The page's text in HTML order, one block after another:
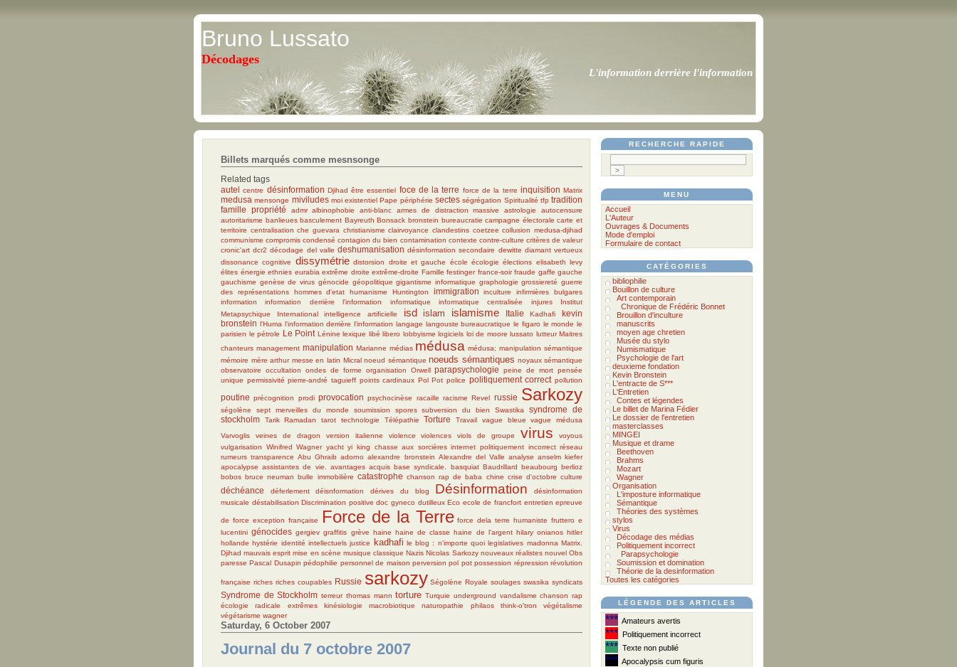
Bruno Lussato
Décodages
L'information derrière l'information
Billets marqués comme mesnsonge
Related tags
autel centre désinformation Djihad être essentiel foce de la terre force de la terre inquisition Matrix
medusa mensonge miviludes moi existentiel Pape périphérie sectes ségrégation Spiritualité tfp tradition
famille propriété
admr albinophobie anti-blanc armes de distraction massive astrologie
autocensure
autoritarisme banlieues basculement Bayreuth Bonsack bronstein bureaucratie campagne électorale carte et
territoire centralisation che guevara christianisme clairvoyance clandestins coetzee collusion medusa-djihad
communisme compromis condensé contagion du bien contamination contexte contre-culture critères de valeur
cronic'art dcr2 décodage del valle deshumanisation désinformation secondaire dewitte diamant vertueux
dissonance cognitive
dissymétrie distorsion droite et gauche école écologie élections elisabeth levy
élites énergie ethnies eurabia extrême droite extrême-droite Famille festinger france-soir fraude gaffe gauche
gauchisme genèse de virus génocide géopolitique gigantisme informatique graphologie grossiereté guerre
des représentations
hommes d'etat humanisme Huntington immigration inculture
infirmières bulgares
information
information derrière l'information informatique informatique centralisée injures
Institut
Metapsychique International
intelligence artificielle isd islam islamisme Italie Kadhafi
kevin
bronstein l'Huma l'information derrière l'information langage langouste bureaucratique le figaro le monde le
parisien le pétrole Le Point Lénine lexique libé libero lobbyisme logiciels loi de moore lussato lutteur Maitres
chanteurs management manipulation Marianne médias médusa médusa; manipulation sémantique
mémoire mère arthur messe en latin Micral noeud sémantique noeuds sémantiques noyaux sémantique
observatoire
occultation ondes de forme organisation Orwell parapsychologie peine de mort pensée
unique permissivité pierre-andré taguieff points cardinaux Pol Pot police politiquement correct pollution
poutine précognition prodi provocation psychocinèse racaille racisme Revel russie Sarkozy
ségolène sept merveilles du monde soumission spores subversion du bien Swastika
syndrome de
stockholm
Tarik Ramadan tarot technologie Télépathie Torture Travail vague bleue
vague médusa
Varvoglis
veines de dragon version italienne violence violences viols de groupe virus
voyous
vulgarisation
Winifred Wagner yacht yi king chasse aux sorcières internet politiquement incorrect réseau
rumeurs transparence Abu Ghraib adorno alexandre bronstein Alexandre del Valle analyse anselm kiefer
apocalypse assistantes de vie. avantages acquis base syndicale. basquiat Baudrillard beaubourg berlioz
bobos bruce neuman bulle immobilière catastrophe chanson rap de baba chine crise d'octobre culture
déchéance déferlement déisnformation dérives du blog Désinformation
désinformation
musicale déstabilisation Discrimination positive doc gyneco dutilleux Eco ecole de francfort entretien epreuve
de force exception française Force de la Terre force dela terre humaniste fruttero e
lucentini génocides gergiev graffitis grève haine haine de classe haine de l'argent hilary onianos hitler
hollande hystérie identité intellectuels justice kadhafi le blog : n'importe quoi legislatives madonna Matrix.
Djihad mauvais esprit mise en scène musique classique Nazis Nicolas Sarkozy nouveaux réalistes nouvel Obs
paresse Pascal Dusapin pédophilie personnel de maison perversion pol pot possession répression révolution
française riches riches coupables Russie sarkozy Ségolène Royale soulages swasika syndicats
Syndrome de Stockholm terreur thomas mann torture Turquie underground vandalisme chanson rap
écologie radicale
extrêmes kinésiologie macrobiotique naturopathie philaos think-o'tron
végétalisme
végétarisme wagner
Saturday, 6 October 2007
Journal du 7 octobre 2007
RECHERCHE RAPIDE
MENU
Accueil
L'Auteur
Ouvrages & Documents
Mode d'emploi
Formulaire de contact
CATÉGORIES
bibliophilie
Bouillon de culture
Art contemporain
Chronique de Frédéric Bonnet
Brouillon d'inculture
manuscrits
moyen age chretien
Musée du stylo
Numismatique
Psychologie de l'art
deuxieme fondation
Kevin Bronstein
L'entracte de S***
L'Entretien
Contes et légendes
Le billet de Marina Fédier
Le dossier de l'entretien
masterclasses
MINGEI
Musique et drame
Beethoven
Brahms
Mozart
Wagner
Organisation
L'imposture informatique
Sémantique
Théories des systèmes
stylos
Virus
Décodage des médias
Politiquement incorrect
Parapsychologie
Soumission et domination
Théorie de la desinformation
Toutes les catégories
LÉGENDE DES ARTICLES
*** Amateurs avertis
*** Politiquement incorrect
*** Texte non publié
*** Apocalypsis cum figuris